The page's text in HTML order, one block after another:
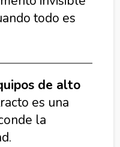
todo es
de alto
es una
la